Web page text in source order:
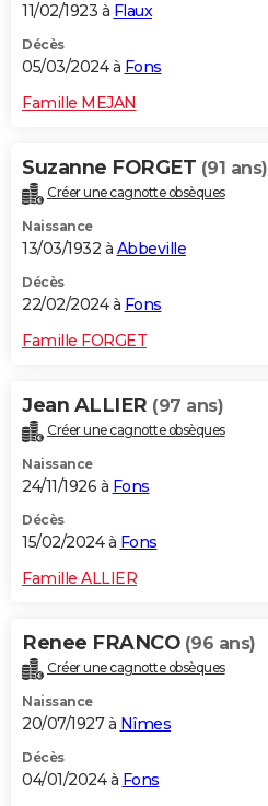
11/02/1923 à Flaux
Décès
05/03/2024 à Fons
Famille MEJAN
Suzanne FORGET (91 ans)
Créer une cagnotte obsèques
Naissance
13/03/1932 à Abbeville
Décès
22/02/2024 à Fons
Famille FORGET
Jean ALLIER (97 ans)
Créer une cagnotte obsèques
Naissance
24/11/1926 à Fons
Décès
15/02/2024 à Fons
Famille ALLIER
Renee FRANCO (96 ans)
Créer une cagnotte obsèques
Naissance
20/07/1927 à Nîmes
Décès
04/01/2024 à Fons